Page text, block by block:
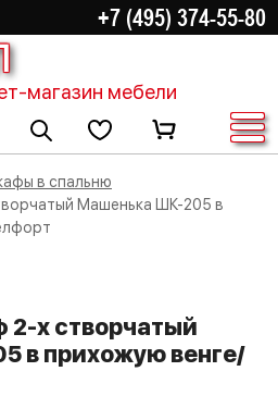
+7 (495) 374-55-80
магазин мебели
в спальню
в прихожую венге/